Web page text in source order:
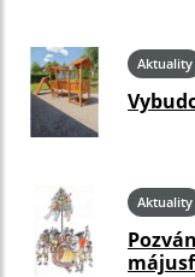
Aktuality
Aktuality